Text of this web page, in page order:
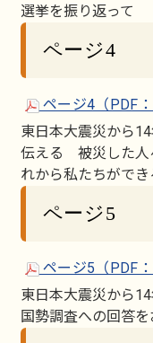
選挙を振り返って
ページ4
ページ4（PDF
東日本大震災から14
伝える 被災した人
れから私たちができ
ページ5
ページ5（PDF
東日本大震災から14
国勢調査への回答